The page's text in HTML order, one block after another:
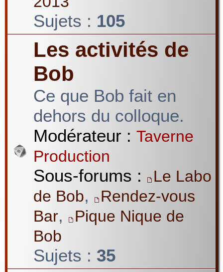
Sujets : 105
Les activités de
Bob
Ce que Bob fait en
dehors du colloque.
Modérateur : Taverne
Production
Sous-forums :
Le Labo
de Bob,
Rendez-vous
Bar,
Pique Nique de
Bob
Sujets : 35